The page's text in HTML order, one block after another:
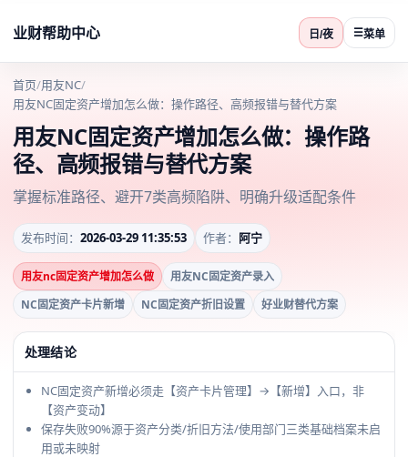
业财帮助中心 日/夜 ☰菜单
首页/用友NC/
用友NC固定资产增加怎么做：操作路径、高频报错与替代方案
用友NC固定资产增加怎么做：操作路
径、高频报错与替代方案
掌握标准路径、避开7类高频陷阱、明确升级适配条件
发布时间： 2026-03-29 11:35:53 作者： 阿宁
用友nc固定资产增加怎么做
用友NC固定资产录入
NC固定资产卡片新增
NC固定资产折旧设置 好业财替代方案
处理结论
NC固定资产新增必须走【资产卡片管理】→【新增】入口，非
【资产变动】
保存失败90%源于资产分类/折旧方法/使用部门三类基础档案未启
用或未映射